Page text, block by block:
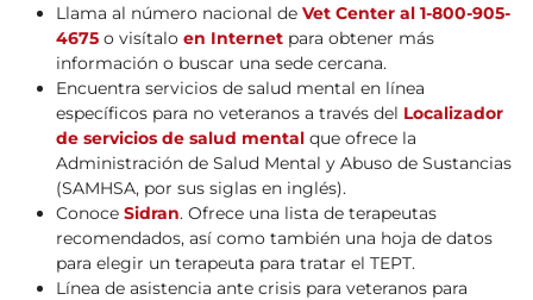
Llama al número nacional de Vet Center al 1-800-905-
4675 o visítalo en Internet para obtener más
información o buscar una sede cercana.
Encuentra servicios de salud mental en línea
específicos para no veteranos a través del Localizador
de servicios de salud mental que ofrece la
Administración de Salud Mental y Abuso de Sustancias
(SAMHSA, por sus siglas en inglés).
Conoce Sidran. Ofrece una lista de terapeutas
recomendados, así como también una hoja de datos
para elegir un terapeuta para tratar el TEPT.
Línea de asistencia ante crisis para veteranos para